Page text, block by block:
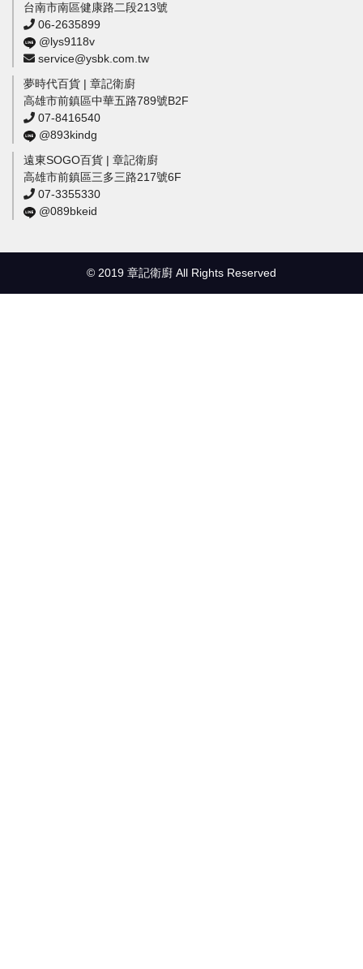
台南市南區健康路二段213號
06-2635899
@lys9118v
service@ysbk.com.tw
夢時代百貨 | 章記衛廚
高雄市前鎮區中華五路789號B2F
07-8416540
@893kindg
遠東SOGO百貨 | 章記衛廚
高雄市前鎮區三多三路217號6F
07-3355330
@089bkeid
© 2019 章記衛廚 All Rights Reserved